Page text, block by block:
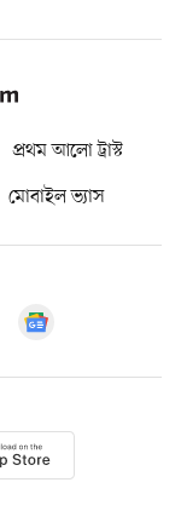
প্রথম আলো ট্রাস্ট
মোবাইল ভ্যাস